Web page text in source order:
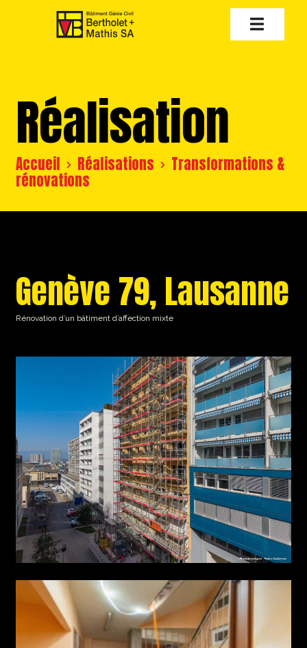
Réalisation
Accueil Réalisations Transformations &
rénovations
Genève 79, Lausanne
Rénovation d’un bâtiment d’affection mixte